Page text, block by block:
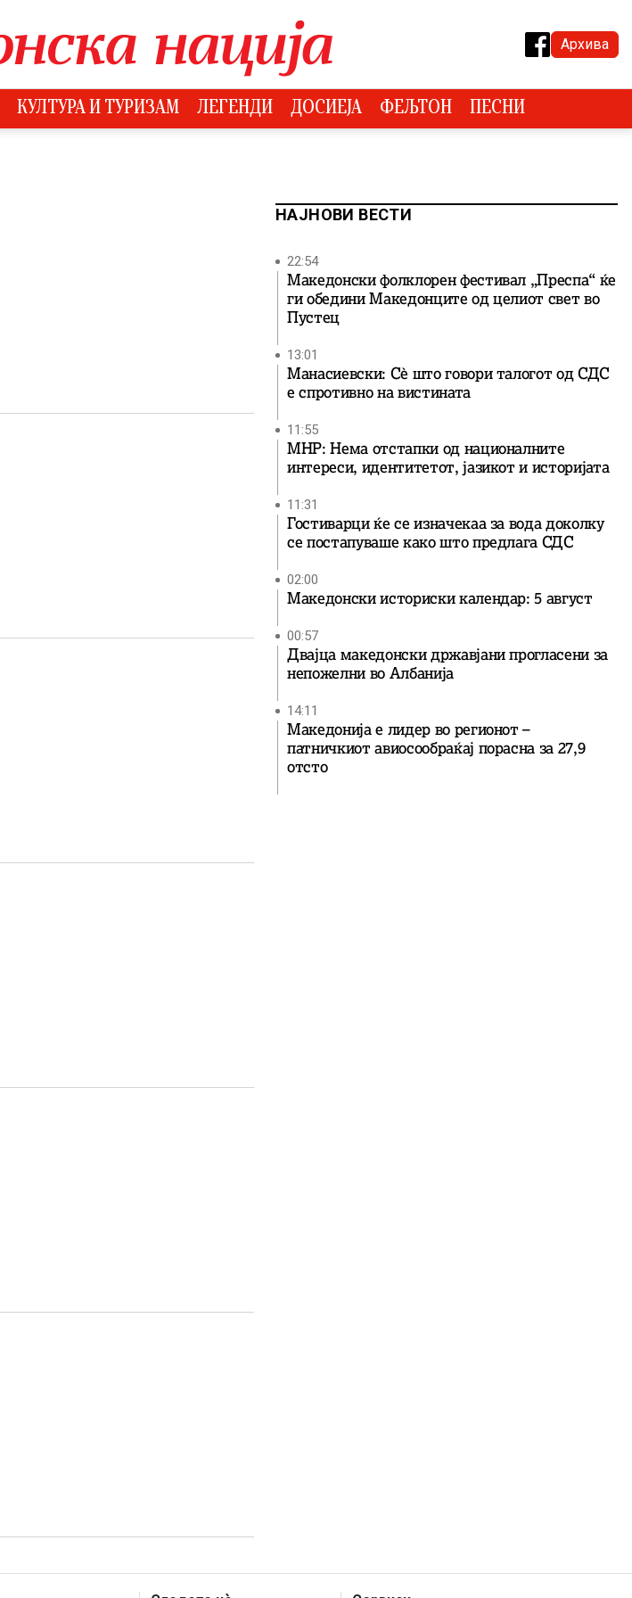
Архива
КУЛТУРА И ТУРИЗАМ ЛЕГЕНДИ ДОСИЕЈА ФЕЉТОН ПЕСНИ
НАЈНОВИ ВЕСТИ
22:54
Македонски фолклорен фестивал „Преспа“ ќе
ги обедини Македонците од целиот свет во
Пустец
13:01
Манасиевски: Сè што говори талогот од СДС
е спротивно на вистината
11:55
МНР: Нема отстапки од националните
интереси, идентитетот, јазикот и историјата
11:31
Гостиварци ќе се изначекаа за вода доколку
се постапуваше како што предлага СДС
02:00
Македонски историски календар: 5 август
00:57
Двајца македонски државјани прогласени за
непожелни во Албанија
14:11
Македонија е лидер во регионот –
патничкиот авиосообраќај порасна за 27,9
отсто